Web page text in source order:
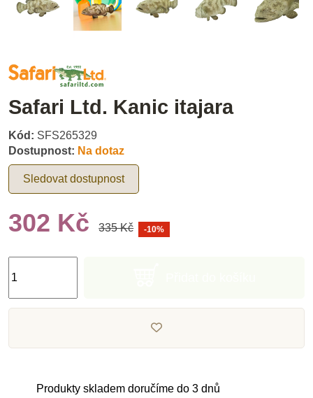
Safari Ltd. Kanic itajara
Kód: SFS265329
Dostupnost: Na dotaz
Sledovat dostupnost
302 Kč 335 Kč -10%
Produkty skladem doručíme do 3 dnů